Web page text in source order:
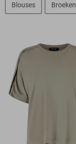
Blouses Broeken